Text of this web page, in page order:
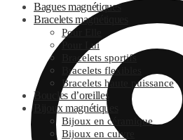
Bagues magnétiques
Bracelets magnétiques
Pour Elle
Pour Lui
Bracelets sportifs
Bracelets flexibles
Bracelets haute puissance
Boucles d’oreilles
Bijoux magnétiques
Bijoux en céramique
Bijoux en cuivre